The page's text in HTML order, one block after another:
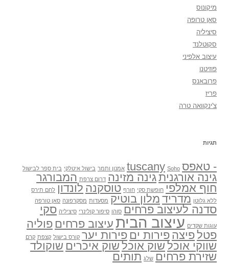
מיקונוס
סאן טרופה
סיציליה
סקוטלנד
עיצוב אלפיני
פוזיטנו
פרובאנס
פריז
צ'ינקוואה טרה
תגיות
- טאפס Soho
tuscany אמנון ותמר בישול איטלקי בית ספר לבישול
גינה אורגניתגינה מזינה דרום צרפת המבורגר
חוף אמלפי חופשת סקי חורף טוסקנה לונדון לחם תירס
ללא גלוטן מדריד מלון בוטיק מסעדות מסקרפונה סאן טורפה
סדנה לעיצוב פרחים סוהו סיפור קולינרי סיציליה סקי
עוגות שקדים עיצוב הבית עיצוב פרחים פוליה
פטלפיצה פירות ים פירות יער קורס בישול קצפת קרם
שווקי אוכל שוק אוכל שוק איכרים שוקולד
שזירת פרחים שלג תותים